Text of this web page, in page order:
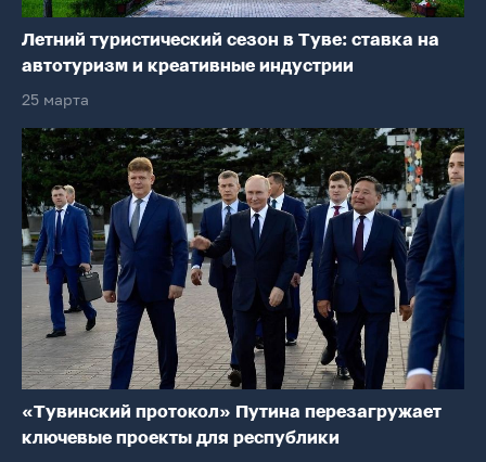
Летний туристический сезон в Туве: ставка на
автотуризм и креативные индустрии
25 марта
«Тувинский протокол» Путина перезагружает
ключевые проекты для республики